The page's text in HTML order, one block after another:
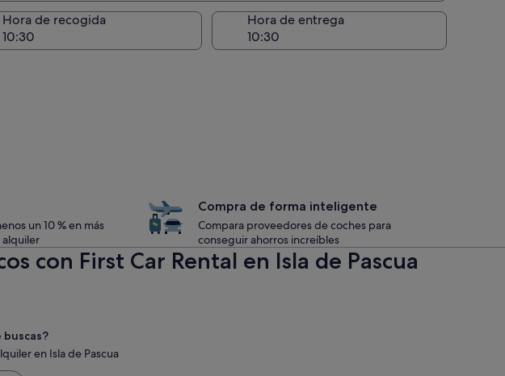
Entrega en el lugar de recogida
Hora de recogida Hora de entrega
un 10 % en más
alquiler
Compra de forma inteligente
Compara proveedores de coches para
conseguir ahorros increíbles
con First Car Rental en Isla de Pascua
en Isla de Pascua